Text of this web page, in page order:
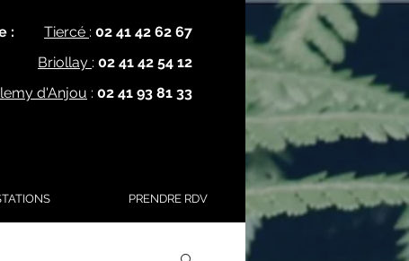
Tiercé : 02 41 42 62 67
Briollay : 02 41 42 54 12
d'Anjou : 02 41 93 81 33
:
PRENDRE RDV